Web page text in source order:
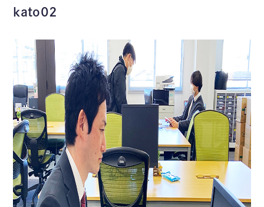
kato02